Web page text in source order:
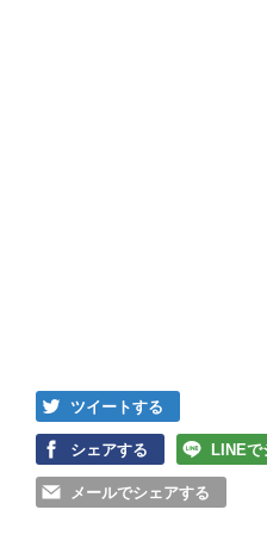
ツイートする
シェアする LINEで
メールでシェアする